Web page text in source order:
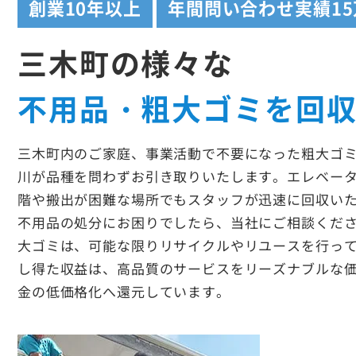
創業10年以上 年間問い合わせ実績
三木町の様々な
不用品・粗大ゴミを回
三木町内のご家庭、事業活動で不要になった粗大ゴ
川が品種を問わずお引き取りいたします。エレベー
階や搬出が困難な場所でもスタッフが迅速に回収い
不用品の処分にお困りでしたら、当社にご相談くだ
大ゴミは、可能な限りリサイクルやリユースを行っ
し得た収益は、高品質のサービスをリーズナブルな
金の低価格化へ還元しています。